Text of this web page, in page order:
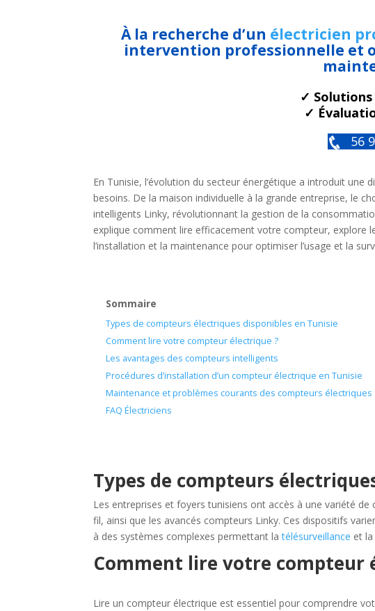
À la recherche d’un électricien
intervention professionnelle et
✓ Solutions
✓
56
En Tunisie, l’évolution du secteur énergétique a introduit
besoins. De la maison individuelle à la grande entreprise, le
intelligents Linky, révolutionnant la gestion de la
explique comment lire efficacement votre compteur, explore
l’installation et la maintenance pour optimiser l’usage et la
Sommaire
Types de compteurs électriques disponibles en Tunisie
Comment lire votre compteur électrique ?
Les avantages des compteurs intelligents
Procédures d’installation d’un compteur électrique en Tunisie
Maintenance et problèmes courants des compteurs électriques
FAQ Électriciens
Types de compteurs
Les entreprises et foyers tunisiens ont accès à une variété
fil, ainsi que les avancés compteurs Linky. Ces dispositifs
à des systèmes complexes permettant latélésurveillance et
Comment lire votre compteur
Lire un compteur électrique est essentiel pour comprendre